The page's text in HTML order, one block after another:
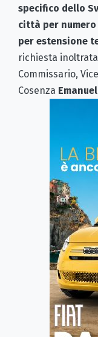
specifico dello
città per
per estensione
richiesta
Commissario,
Cosenza